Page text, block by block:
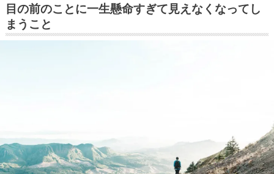
目の前のことに一生懸命すぎて見えなくなってし
まうこと